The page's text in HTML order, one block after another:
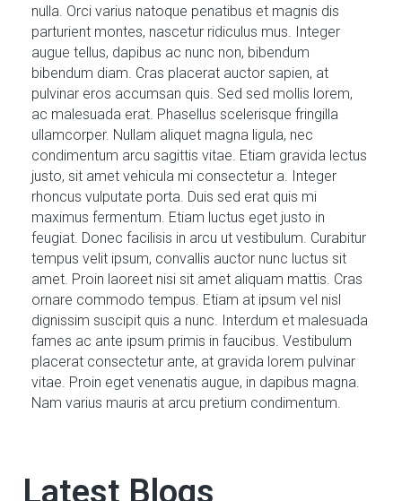
nulla. Orci varius natoque penatibus et magnis dis
parturient montes, nascetur ridiculus mus. Integer
augue tellus, dapibus ac nunc non, bibendum
bibendum diam. Cras placerat auctor sapien, at
pulvinar eros accumsan quis. Sed sed mollis lorem,
ac malesuada erat. Phasellus scelerisque fringilla
ullamcorper. Nullam aliquet magna ligula, nec
condimentum arcu sagittis vitae. Etiam gravida lectus
justo, sit amet vehicula mi consectetur a. Integer
rhoncus vulputate porta. Duis sed erat quis mi
maximus fermentum. Etiam luctus eget justo in
feugiat. Donec facilisis in arcu ut vestibulum. Curabitur
tempus velit ipsum, convallis auctor nunc luctus sit
amet. Proin laoreet nisi sit amet aliquam mattis. Cras
ornare commodo tempus. Etiam at ipsum vel nisl
dignissim suscipit quis a nunc. Interdum et malesuada
fames ac ante ipsum primis in faucibus. Vestibulum
placerat consectetur ante, at gravida lorem pulvinar
vitae. Proin eget venenatis augue, in dapibus magna.
Nam varius mauris at arcu pretium condimentum.
Latest Blogs